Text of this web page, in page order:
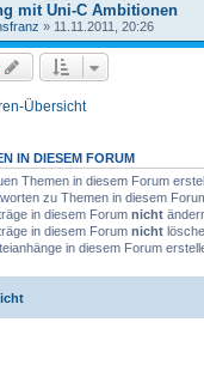
mit Uni-C Ambitionen
» 11.11.2011, 20:26
Übersicht
IN DIESEM FORUM
Themen in diesem Forum
zu Themen in diesem
in diesem Forum nicht
in diesem Forum nicht
in diesem Forum